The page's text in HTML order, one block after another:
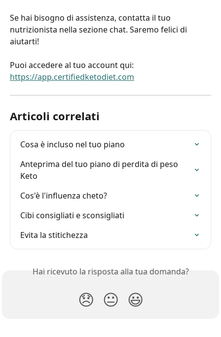
Se hai bisogno di assistenza, contatta il tuo
nutrizionista nella sezione chat. Saremo felici di
aiutarti!
Puoi accedere al tuo account qui:
https://app.certifiedketodiet.com
Articoli correlati
Cosa è incluso nel tuo piano
Anteprima del tuo piano di perdita di peso
Keto
Cos'è l'influenza cheto?
Cibi consigliati e sconsigliati
Evita la stitichezza
Hai ricevuto la risposta alla tua domanda?
😞 😐 😃